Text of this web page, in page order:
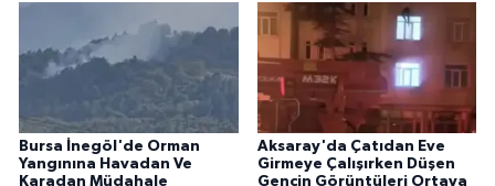
Bursa İnegöl'de Orman
Yangınına Havadan Ve
Karadan Müdahale
Aksaray'da Çatıdan Eve
Girmeye Çalışırken Düşen
Gencin Görüntüleri Ortaya